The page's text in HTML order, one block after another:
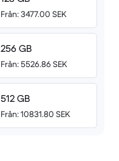
Från: 3477.00 SEK
256 GB
Från: 5526.86 SEK
512 GB
Från: 10831.80 SEK